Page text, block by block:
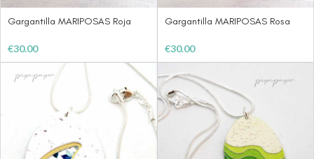
Gargantilla MARIPOSAS Roja
€30.00
Gargantilla MARIPOSAS Rosa
€30.00